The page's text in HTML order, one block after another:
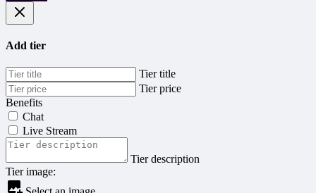
Add tier
Tier title
Tier price
Benefits
Chat
Live Stream
Tier description
Tier image: